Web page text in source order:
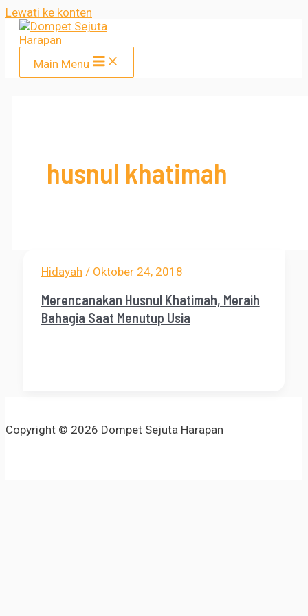
Lewati ke konten
Main Menu
husnul khatimah
Hidayah / Oktober 24, 2018
Merencanakan Husnul Khatimah, Meraih
Bahagia Saat Menutup Usia
Copyright © 2026 Dompet Sejuta Harapan